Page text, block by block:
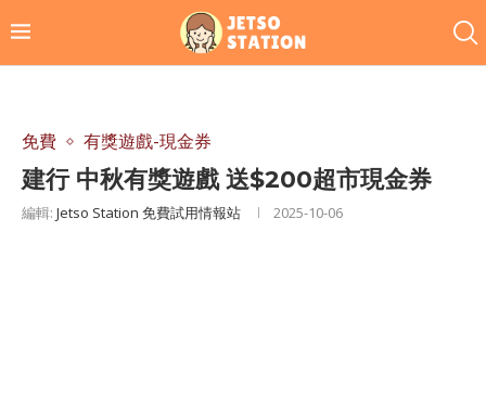
免費 有獎遊戲-現金券
建行 中秋有獎遊戲 送$200超市現金券
編輯: Jetso Station 免費試用情報站 2025-10-06